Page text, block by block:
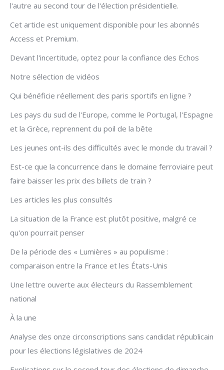
l'autre au second tour de l'élection présidentielle.
Cet article est uniquement disponible pour les abonnés
Access et Premium.
Devant l'incertitude, optez pour la confiance des Echos
Notre sélection de vidéos
Qui bénéficie réellement des paris sportifs en ligne ?
Les pays du sud de l'Europe, comme le Portugal, l'Espagne
et la Grèce, reprennent du poil de la bête
Les jeunes ont-ils des difficultés avec le monde du travail ?
Est-ce que la concurrence dans le domaine ferroviaire peut
faire baisser les prix des billets de train ?
Les articles les plus consultés
La situation de la France est plutôt positive, malgré ce
qu'on pourrait penser
De la période des « Lumières » au populisme :
comparaison entre la France et les États-Unis
Une lettre ouverte aux électeurs du Rassemblement
national
À la une
Analyse des onze circonscriptions sans candidat républicain
pour les élections législatives de 2024